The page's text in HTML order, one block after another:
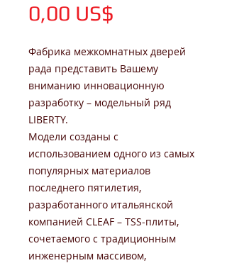
0,00 US$
Фабрика межкомнатных дверей
рада представить Вашему
вниманию инновационную
разработку – модельный ряд
LIBERTY.
Модели созданы с
использованием одного из самых
популярных материалов
последнего пятилетия,
разработанного итальянской
компанией CLEAF – TSS-плиты,
сочетаемого с традиционным
инженерным массивом,